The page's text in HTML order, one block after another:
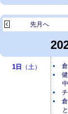
先月へ
1日 （土）
中